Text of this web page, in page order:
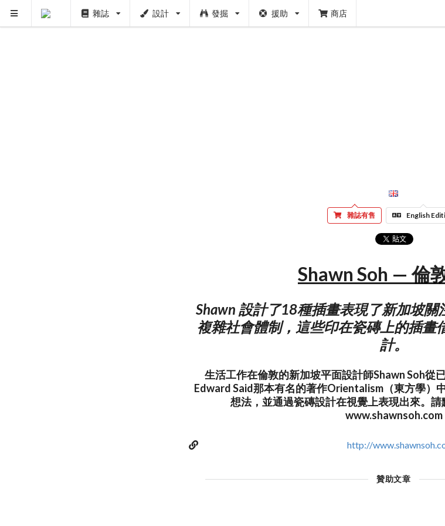
雜誌 設計 發掘 援助 商店
雜誌有售 English
Shawn Soh — 倫
Shawn 設計了18種插畫表現了新加坡
複雜社會體制，這些印在瓷磚上的插畫
計。
生活工作在倫敦的新加坡平面設計師Shawn Soh從
Edward Said那本有名的著作Orientalism（東方學）
想法，並通過瓷磚設計在視覺上表現出來。請
www.shawnsoh.com
http://
贊助文章